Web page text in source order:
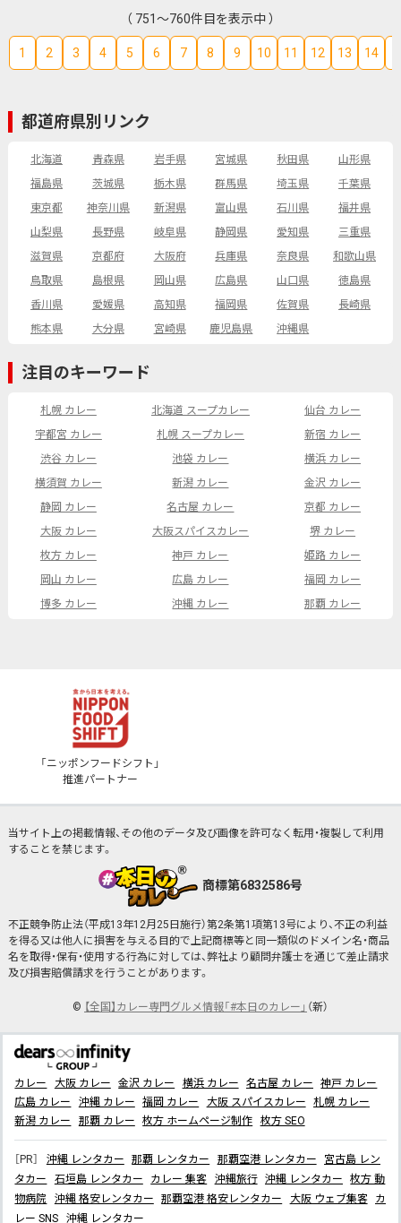
（ 751～760件目を表示中 ）
1 2 3 4 5 6 7 8 9 10 11 12 13 14
都道府県別リンク
北海道 青森県 岩手県 宮城県 秋田県
山形県
福島県
茨城県 栃木県 群馬県 埼玉県
千葉県
東京都
神奈川県 新潟県 富山県 石川県
福井県
山梨県
長野県 岐阜県 静岡県 愛知県
三重県
滋賀県
京都府 大阪府 兵庫県 奈良県
和歌山県
鳥取県
島根県 岡山県 広島県 山口県
徳島県
香川県
愛媛県 高知県 福岡県 佐賀県
長崎県
熊本県
大分県 宮崎県 鹿児島県 沖縄県
注目のキーワード
札幌 カレー 北海道 スープカレー
仙台 カレー
宇都宮 カレー
札幌 スープカレー
新宿 カレー
渋谷 カレー
池袋 カレー
横浜 カレー
横須賀 カレー
新潟 カレー
金沢 カレー
静岡 カレー
名古屋 カレー
京都 カレー
大阪 カレー
大阪スパイスカレー
堺 カレー
枚方 カレー
神戸 カレー
姫路 カレー
岡山 カレー
広島 カレー
福岡 カレー
博多 カレー
沖縄 カレー 那覇 カレー
「ニッポンフードシフト」
推進パートナー
当サイト上の掲載情報、その他のデータ及び画像を許可なく転用・複製して利用
することを禁じます。
商標第6832586号
不正競争防止法（平成13年12月25日施行）第2条第1項第13号により、不正の利益
を得る又は他人に損害を与える目的で上記商標等と同一類似のドメイン名・商品
名を取得・保有・使用する行為に対しては、弊社より顧問弁護士を通じて差止請求
及び損害賠償請求を行うことがあります。
© 【全国】カレー専門グルメ情報「#本日のカレー」 （新）
カレー 大阪 カレー 金沢 カレー 横浜 カレー 名古屋 カレー
神戸 カレー
広島 カレー
沖縄 カレー 福岡 カレー 大阪 スパイスカレー
札幌 カレー
新潟 カレー
那覇 カレー 枚方 ホームページ制作 枚方 SEO
［PR］ 沖縄 レンタカー 那覇 レンタカー 那覇空港 レンタカー
宮古島 レン
タカー
石垣島 レンタカー カレー 集客 沖縄旅行 沖縄 レンタカー
枚方 動
物病院
沖縄 格安レンタカー 那覇空港 格安レンタカー 大阪 ウェブ集客
カ
レー SNS
沖縄 レンタカー